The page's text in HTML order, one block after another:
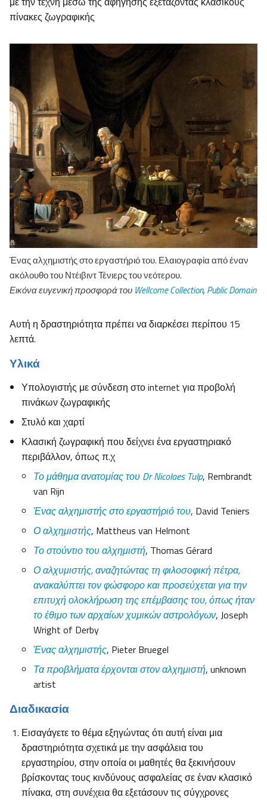
πίνακες ζωγραφικής
Ένας αλχημιστής στο εργαστήριό του. Ελαιογραφία από έναν
ακόλουθο του Ντέιβιντ Τένιερς του νεότερου.
Εικόνα ευγενική προσφορά του Wellcome Collection,Public Domain
Αυτή η δραστηριότητα πρέπει να διαρκέσει περίπου 15
λεπτά.
Υλικά
Υπολογιστής με σύνδεση στο internet για προβολή
πινάκων ζωγραφικής
Στυλό και χαρτί
Κλασική ζωγραφική που δείχνει ένα εργαστηριακό
περιβάλλον, όπως π.χ
Το μάθημα ανατομίας του Dr Nicolaes Tulp, Rembrandt
van Rijn
Ένας αλχημιστής στο εργαστήριό του, David Teniers
Ο αλχημιστής, Mattheus van Helmont
Το στούντιο του αλχημιστή, Thomas Gérard
Ο αλχυμιστής, αναζητώντας τη φιλοσοφική πέτρα,
ανακαλύπτει τον φώσφορο και προσεύχεται για την
επιτυχή ολοκλήρωση της επέμβασης του, όπως ήταν
το έθιμο των αρχαίων χυμικών αστρολόγων, Joseph
Wright of Derby
Ένας αλχημιστής, Pieter Bruegel
Τα προβλήματα έρχονται στον αλχημιστή, unknown
artist
Διαδικασία
Εισαγάγετε το θέμα εξηγώντας ότι αυτή είναι μια
δραστηριότητα σχετικά με την ασφάλεια του
εργαστηρίου, στην οποία οι μαθητές θα ξεκινήσουν
βρίσκοντας τους κινδύνους ασφαλείας σε έναν κλασικό
πίνακα, στη συνέχεια θα εξετάσουν τις σύγχρονες